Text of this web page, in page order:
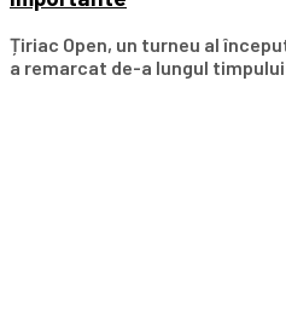
Țiriac Open, un turneu al
a remarcat de-a lungul